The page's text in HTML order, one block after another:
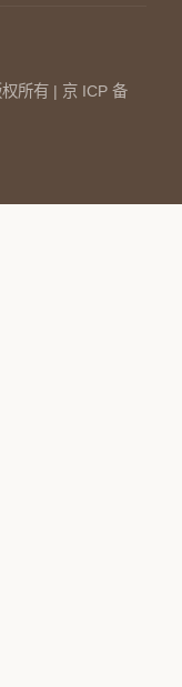
所有 | 京 ICP 备